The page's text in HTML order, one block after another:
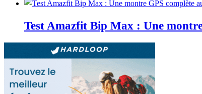
Test Amazfit Bip Max : Une